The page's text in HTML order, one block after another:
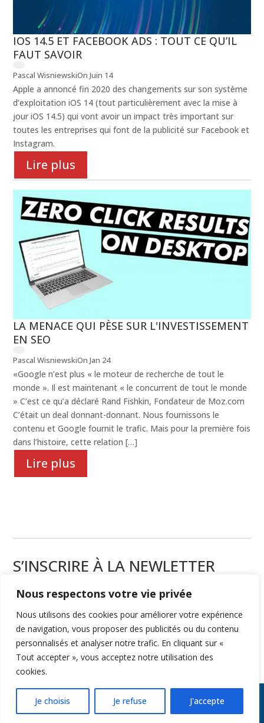
Nous respectons votre vie privée
Nous utilisons des cookies pour améliorer votre expérience
de navigation, vous proposer des publicités ou du contenu
personnalisés et analyser notre trafic. En cliquant sur «
Tout accepter », vous acceptez notre utilisation des
cookies.
Je choisis Je refuse J'accepte
IOS 14.5 ET FACEBOOK ADS : TOUT CE QU’IL
FAUT SAVOIR
Pascal WisniewskiOn Juin 14
Apple a annoncé fin 2020 des changements sur son système
d’exploitation iOS 14 (tout particulièrement avec la mise à
jour iOS 14.5) qui vont avoir un impact très important sur
toutes les entreprises qui font de la publicité sur Facebook et
Instagram.
Lire plus
LA MENACE QUI PÈSE SUR L'INVESTISSEMENT
EN SEO
Pascal WisniewskiOn Jan 24
«Google n’est plus « le moteur de recherche de tout le
monde ». Il est maintenant « le concurrent de tout le monde
» C’est ce qu’a déclaré Rand Fishkin, Fondateur de Moz.com
C’était un deal donnant-donnant. Nous fournissons le
contenu et Google fournit le trafic. Mais pour la première fois
dans l’histoire, cette relation […]
Lire plus
S’INSCRIRE À LA NEWLETTER
S'inscrire
Copyright © 2026 pascal-wisniewski.com | Digitale Attitude